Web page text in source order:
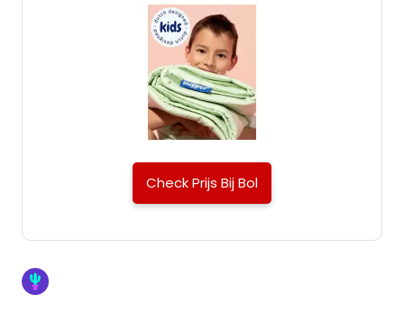
Check Prijs Bij Bol